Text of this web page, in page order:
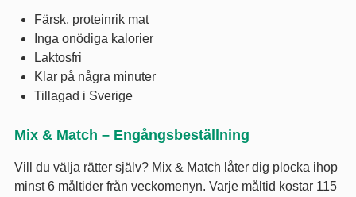
Färsk, proteinrik mat
Inga onödiga kalorier
Laktosfri
Klar på några minuter
Tillagad i Sverige
Mix & Match – Engångsbeställning
Vill du välja rätter själv? Mix & Match låter dig plocka ihop
minst 6 måltider från veckomenyn. Varje måltid kostar 115